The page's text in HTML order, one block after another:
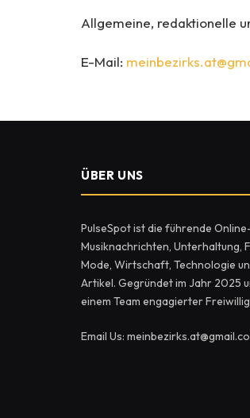
Allgemeine, redaktionelle
E-Mail:
ÜBER UNS
PulseSpot ist die führende
Musiknachrichten, Unterhaltung,
Mode, Wirtschaft, Technologie
Artikel. Gegründet im Jahr 2025
einem Team engagierter
Email Us: